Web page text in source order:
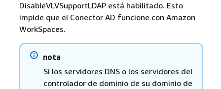
DisableVLVSupportLDAP está habilitado. Esto
impide que el Conector AD funcione con Amazon
WorkSpaces.
nota
Si los servidores DNS o los servidores del
controlador de dominio de su dominio de